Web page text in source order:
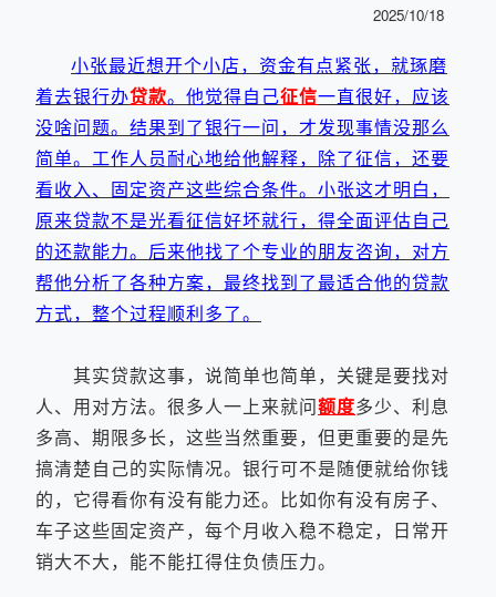
2025/10/18
小张最近想开个小店，资金有点紧张，就琢磨
着去银行办贷款。他觉得自己征信一直很好，应该
没啥问题。结果到了银行一问，才发现事情没那么
简单。工作人员耐心地给他解释，除了征信，还要
看收入、固定资产这些综合条件。小张这才明白，
原来贷款不是光看征信好坏就行，得全面评估自己
的还款能力。后来他找了个专业的朋友咨询，对方
帮他分析了各种方案，最终找到了最适合他的贷款
方式，整个过程顺利多了。
其实贷款这事，说简单也简单，关键是要找对
人、用对方法。很多人一上来就问额度多少、利息
多高、期限多长，这些当然重要，但更重要的是先
搞清楚自己的实际情况。银行可不是随便就给你钱
的，它得看你有没有能力还。比如你有没有房子、
车子这些固定资产，每个月收入稳不稳定，日常开
销大不大，能不能扛得住负债压力。